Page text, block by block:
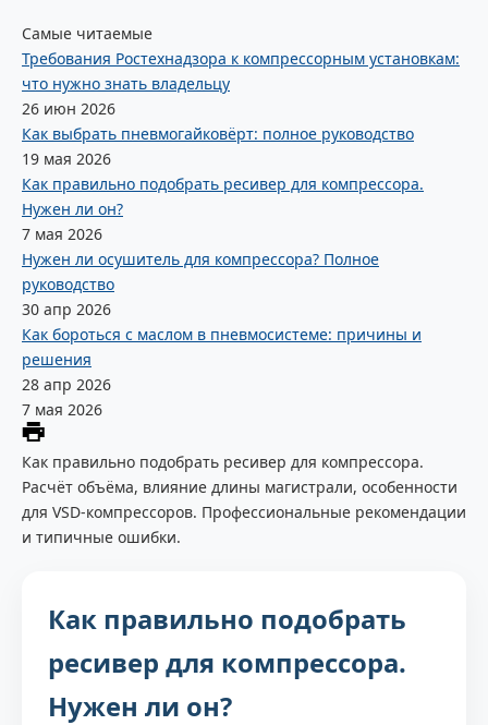
Самые читаемые
Требования Ростехнадзора к компрессорным установкам:
что нужно знать владельцу
26 июн 2026
Как выбрать пневмогайковёрт: полное руководство
19 мая 2026
Как правильно подобрать ресивер для компрессора.
Нужен ли он?
7 мая 2026
Нужен ли осушитель для компрессора? Полное
руководство
30 апр 2026
Как бороться с маслом в пневмосистеме: причины и
решения
28 апр 2026
7 мая 2026
Как правильно подобрать ресивер для компрессора.
Расчёт объёма, влияние длины магистрали, особенности
для VSD-компрессоров. Профессиональные рекомендации
и типичные ошибки.
Как правильно подобрать
ресивер для компрессора.
Нужен ли он?